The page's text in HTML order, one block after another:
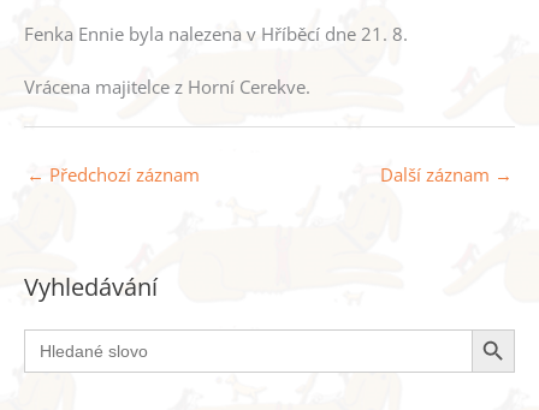
Fenka Ennie byla nalezena v Hříběcí dne 21. 8.
Vrácena majitelce z Horní Cerekve.
← Předchozí záznam Další záznam →
Vyhledávání
Search
for:
Search Button